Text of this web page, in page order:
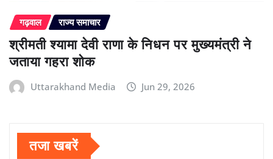
गढ़वाल राज्य समाचार
श्रीमती श्यामा देवी राणा के निधन पर मुख्यमंत्री ने
जताया गहरा शोक
Uttarakhand Media Jun 29, 2026
तजा खबरें